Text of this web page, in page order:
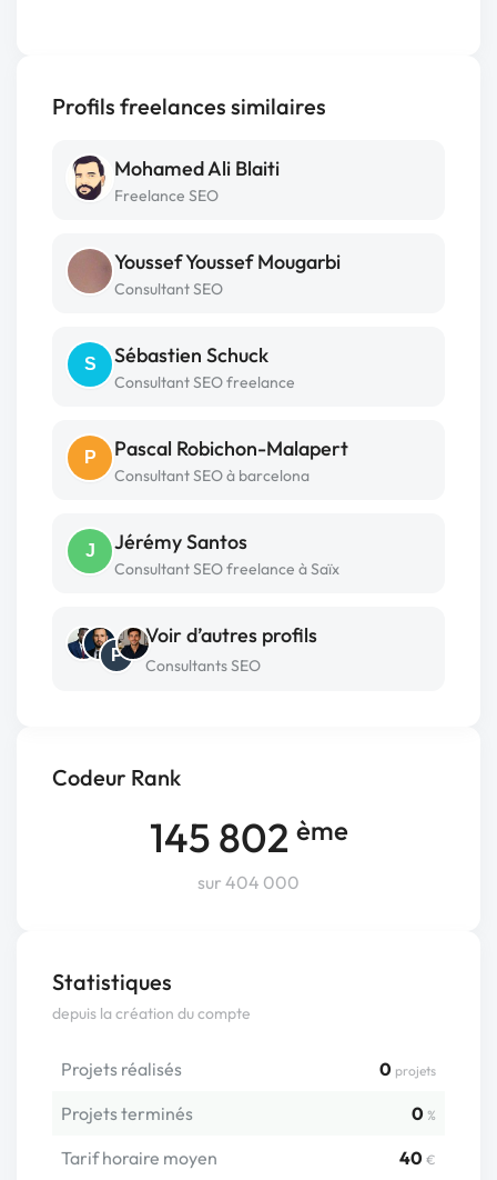
Codeur Rank
145 802 ème
sur 404 000
Statistiques
depuis la création du compte
Projets réalisés 0 projets
Projets terminés 0 %
Tarif horaire moyen 40 €
Profils freelances similaires
Mohamed Ali Blaiti
Freelance SEO
Youssef Youssef Mougarbi
Consultant SEO
S Sébastien Schuck
Consultant SEO freelance
P Pascal Robichon-Malapert
Consultant SEO à barcelona
J Jérémy Santos
Consultant SEO freelance à Saïx
P
Voir d’autres profils
Consultants SEO